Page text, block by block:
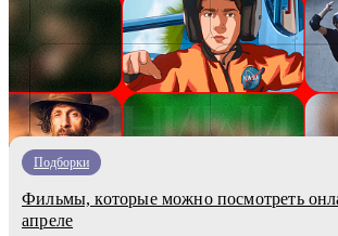
Подборки
Фильмы, которые можно посмотреть
апреле